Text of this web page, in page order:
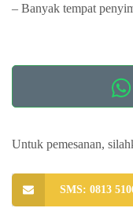
– Banyak tempat
Untuk pemesanan,
SMS: 0813